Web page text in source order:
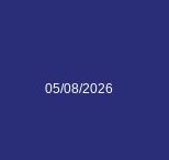
05/08/2026